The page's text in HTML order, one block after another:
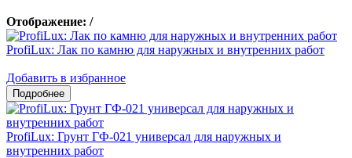
Отображение: /
ProfiLux: Лак по камню для наружных и внутренних работ
Добавить в избранное
ProfiLux: Грунт ГФ-021 универсал для наружных и
внутренних работ